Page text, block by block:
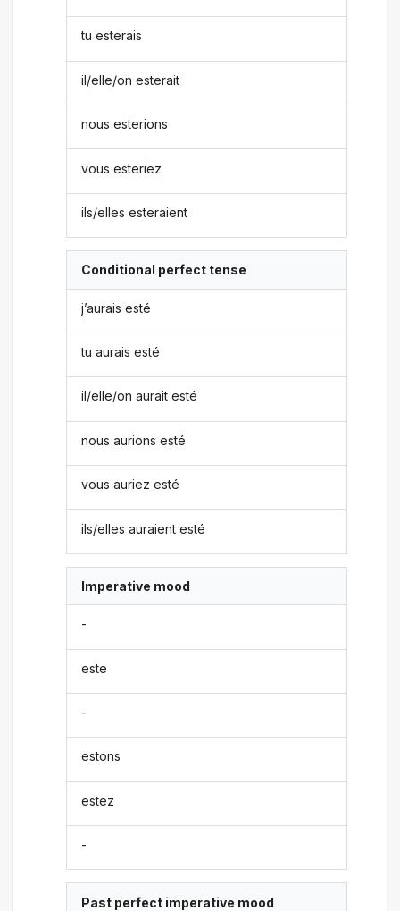
tu esterais
il/elle/on esterait
nous esterions
vous esteriez
ils/elles esteraient
Conditional perfect tense
j’aurais esté
tu aurais esté
il/elle/on aurait esté
nous aurions esté
vous auriez esté
ils/elles auraient esté
Imperative mood
-
este
-
estons
estez
-
Past perfect imperative mood